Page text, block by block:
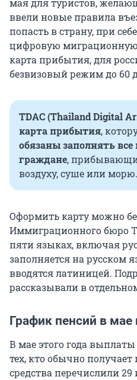
мая для туристов,
ввели новые правила
попасть в страну, при
цифровую миграционную
карта прибытия, для
безвизовый режим до 60
TDAC (Thailand Digital
карта прибытия,
обязаны заполнять
граждане,
воздуху, суше или морю.
Оформить карту можно
Иммиграционного бюро
пяти языках, включая
заполняется на русском
вводятся латиницей.
рассказывали в
График пенсий в
В мае этого года
тех, кто обычно получает
средства перечислили 29